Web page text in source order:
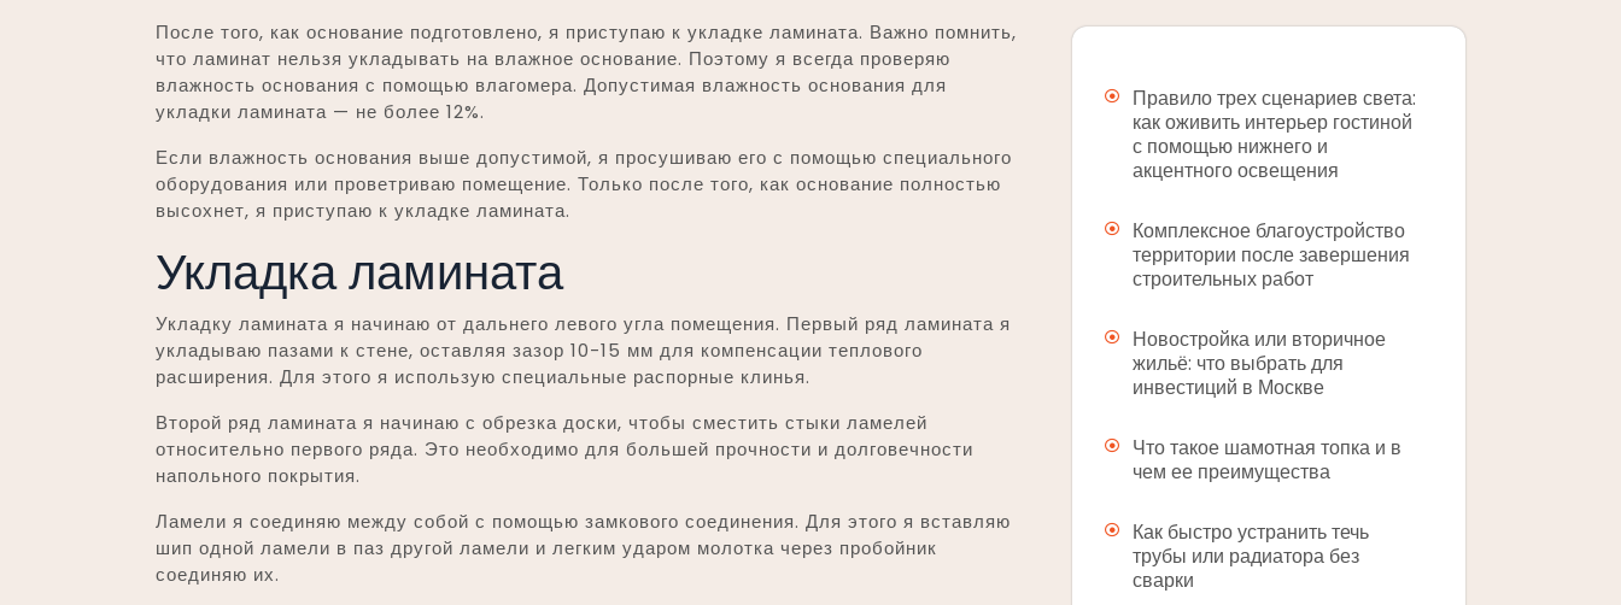
После того, как основание подготовлено, я приступаю к укладке ламината. Важно помнить,
что ламинат нельзя укладывать на влажное основание. Поэтому я всегда проверяю
влажность основания с помощью влагомера. Допустимая влажность основания для
укладки ламината — не более 12%.
Если влажность основания выше допустимой, я просушиваю его с помощью специального
оборудования или проветриваю помещение. Только после того, как основание полностью
высохнет, я приступаю к укладке ламината.
Укладка ламината
Укладку ламината я начинаю от дальнего левого угла помещения. Первый ряд ламината я
укладываю пазами к стене, оставляя зазор 10-15 мм для компенсации теплового
расширения. Для этого я использую специальные распорные клинья.
Второй ряд ламината я начинаю с обрезка доски, чтобы сместить стыки ламелей
относительно первого ряда. Это необходимо для большей прочности и долговечности
напольного покрытия.
Ламели я соединяю между собой с помощью замкового соединения. Для этого я вставляю
шип одной ламели в паз другой ламели и легким ударом молотка через пробойник
соединяю их.
Правило трех сценариев света:
как оживить интерьер гостиной
с помощью нижнего и
акцентного освещения
Комплексное благоустройство
территории после завершения
строительных работ
Новостройка или вторичное
жильё: что выбрать для
инвестиций в Москве
Что такое шамотная топка и в
чем ее преимущества
Как быстро устранить течь
трубы или радиатора без
сварки